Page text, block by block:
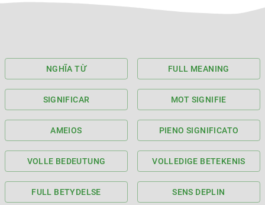
NGHĨA TỪ FULL MEANING
SIGNIFICAR MOT SIGNIFIE
AMEIOS PIENO SIGNIFICATO
VOLLE BEDEUTUNG VOLLEDIGE BETEKENIS
FULL BETYDELSE SENS DEPLIN